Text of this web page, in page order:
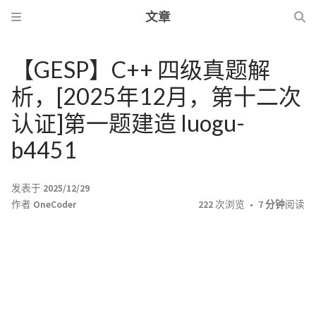
文章
【GESP】C++ 四级真题解
析，[2025年12月，第十二次
认证]第一题建造 luogu-
b4451
发表于 2025/12/29
作者 OneCoder 222次浏览 7 分钟阅读